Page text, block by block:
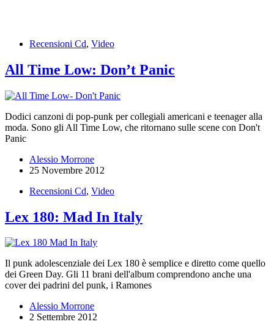
Recensioni Cd, Video
All Time Low: Don’t Panic
Dodici canzoni di pop-punk per collegiali americani e teenager alla
moda. Sono gli All Time Low, che ritornano sulle scene con Don't
Panic
Alessio Morrone
25 Novembre 2012
Recensioni Cd, Video
Lex 180: Mad In Italy
Il punk adolescenziale dei Lex 180 è semplice e diretto come quello
dei Green Day. Gli 11 brani dell'album comprendono anche una
cover dei padrini del punk, i Ramones
Alessio Morrone
2 Settembre 2012